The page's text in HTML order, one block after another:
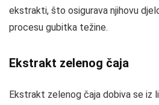
ekstrakti, što osigurava njihovu
procesu gubitka težine.
Ekstrakt zelenog čaja
Ekstrakt zelenog čaja dobiva se iz